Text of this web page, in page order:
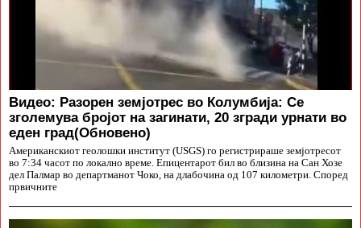
Видео: Разорен земјотрес во Колумбија: Се
зголемува бројот на загинати, 20 згради урнати во
еден град(Обновено)
Американскиот геолошки институт (USGS) го регистрираше земјотресот
во 7:34 часот по локално време. Епицентарот бил во близина на Сан Хозе
дел Палмар во департманот Чоко, на длабочина од 107 километри. Според
првичните